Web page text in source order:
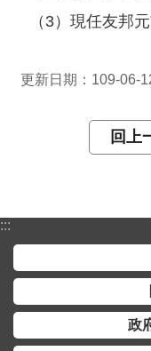
箱
雙
語
（3）現任友邦
更新日期：109-06-
回上
:::
政